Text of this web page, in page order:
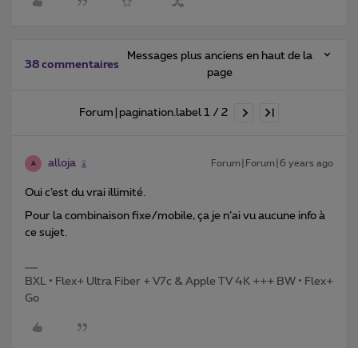
38 commentaires
Messages plus anciens en haut de la
page
Forum|pagination.label 1 / 2
A alloja Forum|Forum|6 years ago
Oui c’est du vrai illimité.
Pour la combinaison fixe/mobile, ça je n’ai vu aucune info à
ce sujet.
BXL • Flex+ Ultra Fiber + V7c & Apple TV 4K +++ BW • Flex+
Go